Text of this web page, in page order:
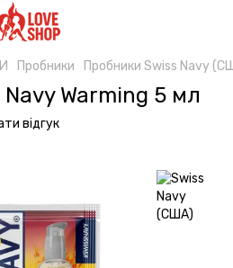
Пробники Пробники Swiss Navy
Warming 5 мл
відгук